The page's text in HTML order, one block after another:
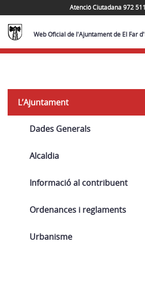
Atenció Ciutadana 972
Web Oficial de l'Ajuntament de El Far
Subvencions
per
estudis
obligatoris
menors
anys,
L’Ajuntament
Dades Generals
Alcaldia
Informació al contribuent
Ordenances i reglaments
Urbanisme